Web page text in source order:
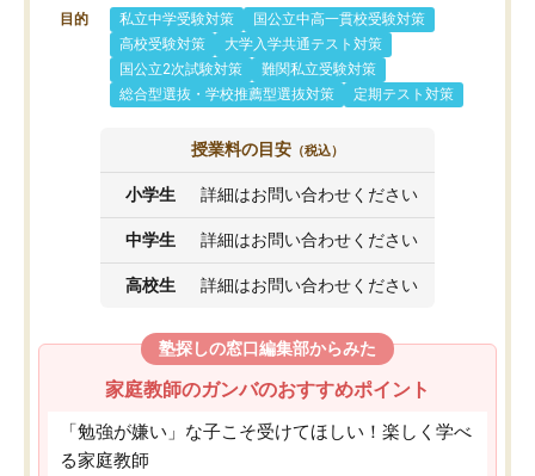
目的 私立中学受験対策
国公立中高一貫校受験対策
高校受験対策
大学入学共通テスト対策
国公立2次試験対策
難関私立受験対策
総合型選抜・学校推薦型選抜対策
定期テスト対策
授業料の目安 （税込）
小学生 詳細はお問い合わせください
中学生 詳細はお問い合わせください
高校生 詳細はお問い合わせください
塾探しの窓口編集部からみた
家庭教師のガンバのおすすめポイント
「勉強が嫌い」な子こそ受けてほしい！楽しく学べ
る家庭教師